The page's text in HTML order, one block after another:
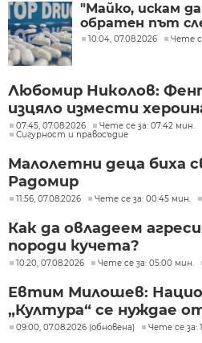
"Майко, искам
обратен път
10:04, 07.08.2026 Чете
Любомир Николов:
изцяло измести
07:45, 07.08.2026
Чете се за: 07:42 мин.
Сигурност и правосъдие
Малолетни деца биха
Радомир
11:56, 07.08.2026 Чете се за: 00:45 мин.
Как да овладеем
породи кучета?
10:20, 07.08.2026 Чете се за: 05:00 мин.
Евтим Милошев:
„Култура“ се нуждае
09:00, 07.08.2026 (обновена) Чете се за: